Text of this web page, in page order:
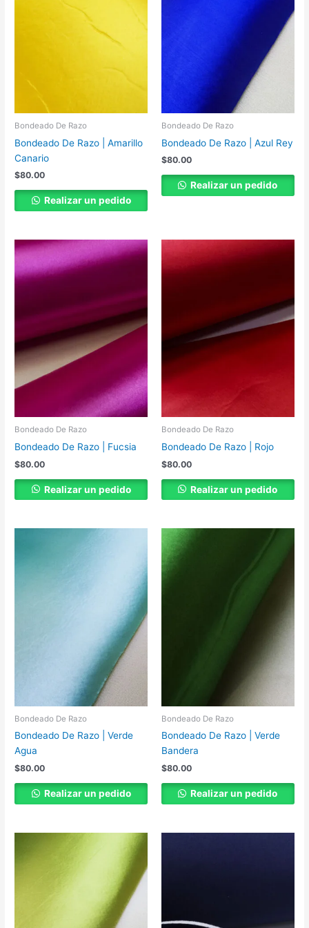
Bondeado De Razo
Bondeado De Razo | Amarillo
Canario
$80.00
Realizar un pedido
Bondeado De Razo
Bondeado De Razo | Azul Rey
$80.00
Realizar un pedido
Bondeado De Razo
Bondeado De Razo | Fucsia
$80.00
Realizar un pedido
Bondeado De Razo
Bondeado De Razo | Rojo
$80.00
Realizar un pedido
Bondeado De Razo
Bondeado De Razo | Verde
Agua
$80.00
Realizar un pedido
Bondeado De Razo
Bondeado De Razo | Verde
Bandera
$80.00
Realizar un pedido